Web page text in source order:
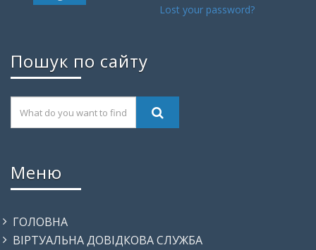
Lost your password?
Пошук по сайту
Меню
ГОЛОВНА
ВІРТУАЛЬНА ДОВІДКОВА СЛУЖБА